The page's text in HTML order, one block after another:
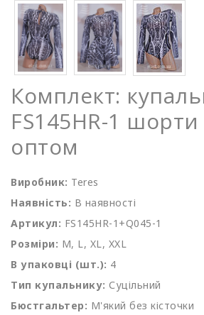
Комплект:
FS145HR-1 шорти
оптом
Виробник: Teres
Наявність: В наявності
Артикул: FS145HR-1+Q045-1
Розміри: M, L, XL, XXL
В упаковці (шт.): 4
Тип купальнику: Суцільний
Бюстгальтер: М'який без кісточки